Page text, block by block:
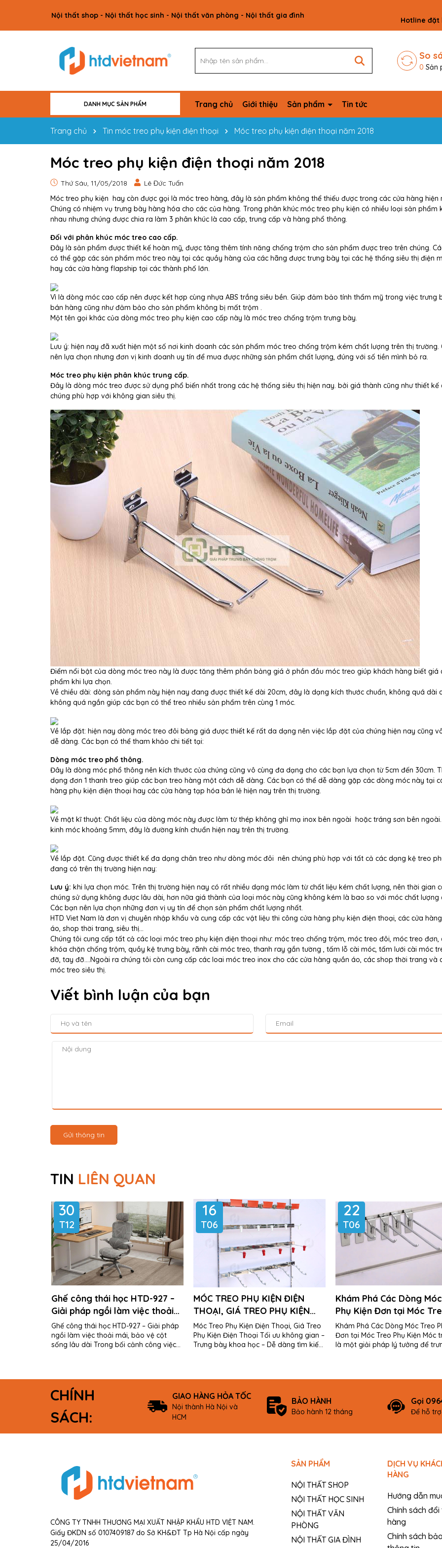
Nội thất shop - Nội thất học sinh - Nội thất văn phòng - Nội thất gia đình
Hotline đặt
So
0 Sản
DANH MỤC SẢN PHẨM Trang chủ Giới thiệu Sản phẩm Tin tức
Trang chủ Tin móc treo phụ kiện điện thoại Móc treo phụ kiện điện thoại năm 2018
Móc treo phụ kiện điện thoại năm 2018
Thứ Sáu, 11/05/2018
Lê Đức Tuấn
Móc treo phụ kiện hay còn được gọi là móc treo hàng, đây là sản phẩm không thể thiếu được trong các cửa hàng hiện
Chúng có nhiệm vụ trưng bày hàng hóa cho các của hàng. Trong phân khúc móc treo phụ kiện có nhiều loại sản phẩm
nhau nhưng chúng được chia ra làm 3 phân khúc là cao cấp, trung cấp và hàng phổ thông.
Đối với phân khúc móc treo cao cấp.
Đây là sản phẩm được thiết kế hoàn mỹ, được tăng thêm tính năng chống trộm cho sản phẩm được treo trên chúng.
có thể gặp các sản phẩm móc treo này tại các quầy hàng của các hãng được trưng bày tại các hệ thống siêu thị điện
hay các cửa hàng flapship tại các thành phố lớn.
Vì là dòng móc cao cấp nên được kết hợp cùng nhựa ABS trắng siêu bền. Giúp đảm bảo tính thẩm mỹ trong việc trưng
bán hàng cũng như đảm bảo cho sản phẩm không bị mất trộm .
Một tên gọi khác của dòng móc treo phụ kiện cao cấp này là móc treo chống trộm trưng bày.
Lưu ý: hiện nay đã xuất hiện một số nơi kinh doanh các sản phẩm móc treo chống trộm kém chất lượng trên thị trường.
nên lựa chọn nhưng đơn vị kinh doanh uy tín để mua được những sản phẩm chất lượng, đúng với số tiền mình bỏ ra.
Móc treo phụ kiện phân khúc trung cấp.
Đây là dòng móc treo được sử dụng phổ biến nhất trong các hệ thống siêu thị hiện nay. bởi giá thành cũng như thiết kế
chúng phù hợp với không gian siêu thị.
Điểm nổi bật của dòng móc treo này là được tăng thêm phần bảng giá ở phần đầu móc treo giúp khách hàng biết giá
phẩm khi lựa chọn.
Về chiều dài: dòng sản phẩm này hiện nay đang được thiết kế dài 20cm, đây là dạng kích thước chuẩn, không quá dài
không quá ngắn giúp các bạn có thể treo nhiều sản phẩm trên cùng 1 móc.
Về lắp đặt: hiện nay dòng móc treo đôi bảng giá được thiết kế rất da dạng nên việc lắp đặt của chúng hiện nay cũng
dễ dàng. Các bạn có thể tham khảo chi tiết tại:
Dòng móc treo phổ thông.
Đây là dòng móc phổ thông nên kích thước của chúng cũng vô cùng đa dạng cho các bạn lựa chọn từ 5cm đến 30cm.
dạng đơn 1 thanh treo giúp các bạn treo hàng một cách dễ dàng. Các bạn có thể dễ dàng gặp các dòng móc này tại
hàng phụ kiện điện thoại hay các cửa hàng tạp hóa bán lẻ hiện nay trên thị trường.
Về mặt kĩ thuật: Chất liệu của dòng móc này được làm từ thép không ghỉ mạ inox bên ngoài hoặc tráng sơn bên
kinh móc khoảng 5mm, đây là đường kính chuẩn hiện nay trên thị trường.
Về lắp đặt. Cũng được thiết kế đa dạng chân treo như dòng móc đôi nên chúng phù hợp với tất cả các dạng kệ treo
đang có trên thị trường hiện nay:
Lưu ý: khi lựa chọn móc. Trên thị trường hiện nay có rất nhiều dạng móc làm từ chất liệu kém chất lượng, nên thời gian
chúng sử dụng không được lâu dài, hơn nữa giá thành của loại móc này cũng không kém là bao so với móc chất lượng
Các bạn nên lựa chọn những đơn vị uy tín để chọn sản phẩm chất lượng nhất.
HTD Viet Nam là đơn vị chuyên nhập khẩu và cung cấp các vật liệu thi công cửa hàng phụ kiện điện thoại, các cửa
áo, shop thời trang, siêu thị...
Chúng tôi cung cấp tất cả các loại móc treo phụ kiện điện thoại như: móc treo chống trộm, móc treo đôi, móc treo đơn,
khóa chặn chống trộm, quầy kệ trưng bày, rãnh cài móc treo, thanh ray gắn tường , tấm lỗ cài móc, tấm lưới cài móc
đỡ, tay đỡ....Ngoài ra chúng tôi còn cung cấp các loai móc treo inox cho các cửa hàng quần áo, các shop thời trang và
móc treo siêu thị.
Viết bình luận của bạn
Gửi thông tin
TIN LIÊN QUAN
30
T12
Ghế công thái học HTD-927 –
Giải pháp ngồi làm việc thoải
mái, bảo vệ cột sống lâu dài
Ghế công thái học HTD-927 – Giải pháp
ngồi làm việc thoải mái, bảo vệ cột
sống lâu dài Trong bối cảnh công việc
16
T06
MÓC TREO PHỤ KIỆN ĐIỆN
THOẠI, GIÁ TREO PHỤ KIỆN
ĐIỆN THOẠI
Móc Treo Phụ Kiện Điện Thoại, Giá Treo
Phụ Kiện Điện Thoại Tối ưu không gian –
Trưng bày khoa học – Dễ dàng tìm kiếm
22
T06
Khám Phá Các Dòng
Phụ Kiện Đơn tại Móc
Kiện
Khám Phá Các Dòng Móc Treo
Đơn tại Móc Treo Phụ Kiện Móc
là một giải pháp lý tưởng để
CHÍNH
SÁCH:
GIAO HÀNG HỎA TỐC
Nội thành Hà Nội và
HCM
BẢO HÀNH
Bảo hành 12 tháng
Gọi
Để hỗ
CÔNG TY TNHH THƯƠNG MẠI XUẤT NHẬP KHẨU HTD VIỆT NAM.
Giấy ĐKDN số 0107409187 do Sở KH&ĐT Tp Hà Nội cấp ngày
25/04/2016
SẢN PHẨM
NỘI THẤT SHOP
NỘI THẤT HỌC SINH
NỘI THẤT VĂN
PHÒNG
NỘI THẤT GIA ĐÌNH
DỊCH VỤ
HÀNG
Hướng dẫn
Chính sách
hàng
Chính sách